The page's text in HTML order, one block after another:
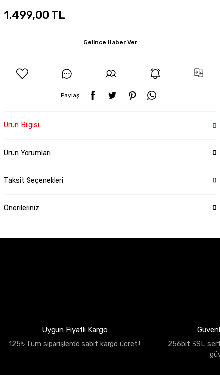
1.499,00 TL
Gelince Haber Ver
Paylaş :
Ürün Bilgisi
Ürün Yorumları
Taksit Seçenekleri
Önerileriniz
Uygun Fiyatlı Kargo
125₺ Tüm siparişlerde sabit kargo ücreti!
256bit SSL